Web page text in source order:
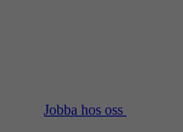
Jobba hos oss